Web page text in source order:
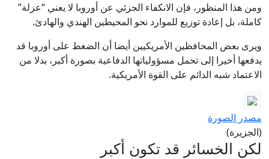
ومن هذا المنظور، فإن الانكفاء الجزئي عن أوروبا لا يعني “عزلة”
كاملة، بل إعادة توزيع للموارد نحو المحيطين الهندي والهادئ.
ويرى بعض المحافظين الأمريكيين أيضا أن الضغط على أوروبا قد
يدفعها أخيرا إلى تحمل مسؤولياتها الدفاعية بصورة أكبر، بدلا من
الاعتماد شبه الدائم على القوة الأمريكية.
مصدر الصورة
(الجزيرة)
لكن الخسائر قد تكون أكبر